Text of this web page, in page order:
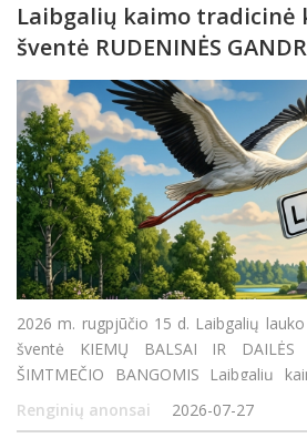
Laibgalių kaimo tradicinė
šventė RUDENINĖS
2026 m. rugpjūčio 15 d. Laibgalių
šventė KIEMŲ BALSAI IR DAILĖS
ŠIMTMEČIO BANGOMIS Laibgalių
šventė RUDENINĖS GANDRINĖS
MENINĖ ERDVĖ GYVASIS RADIJO
Renginių anonsai 2026-07-27